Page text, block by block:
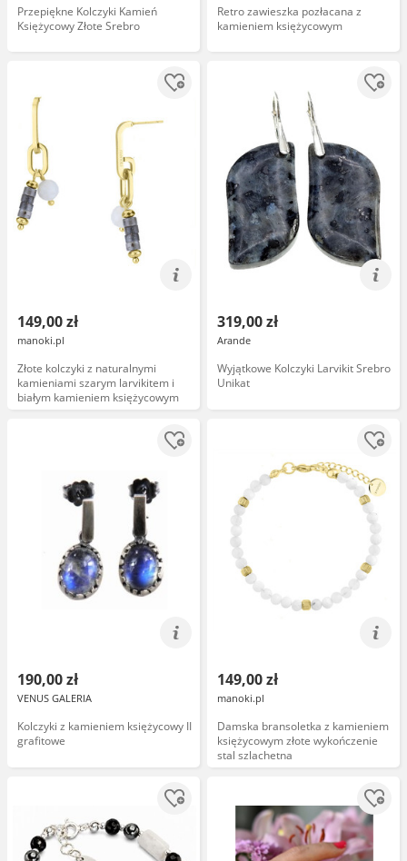
Przepiękne Kolczyki Kamień
Księżycowy Złote Srebro
Retro zawieszka pozłacana z
kamieniem księżycowym
149,00 zł
manoki.pl
Złote kolczyki z naturalnymi
kamieniami szarym larvikitem i
białym kamieniem księżycowym
319,00 zł
Arande
Wyjątkowe Kolczyki Larvikit Srebro
Unikat
190,00 zł
VENUS GALERIA
Kolczyki z kamieniem księżycowy II
grafitowe
149,00 zł
manoki.pl
Damska bransoletka z kamieniem
księżycowym złote wykończenie
stal szlachetna